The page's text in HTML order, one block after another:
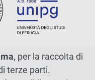
, per la raccolta di
terze parti.